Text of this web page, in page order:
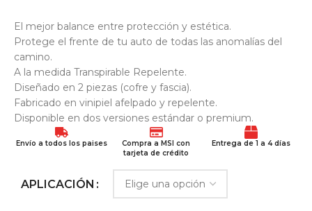
El mejor balance entre protección y estética.
Protege el frente de tu auto de todas las anomalías del
camino.
A la medida Transpirable Repelente.
Diseñado en 2 piezas (cofre y fascia).
Fabricado en vinipiel afelpado y repelente.
Disponible en dos versiones estándar o premium.
Envío a todos los paises
Compra a MSI con
tarjeta de crédito
Entrega de 1 a 4 días
APLICACIÓN